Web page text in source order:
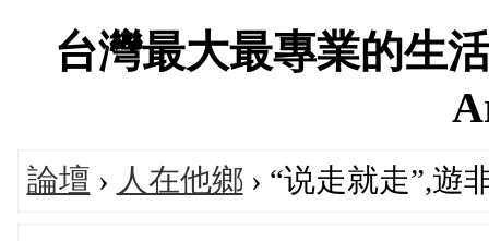
台灣最大最專業的生
論壇 › 人在他鄉 › “说走就走”,遊